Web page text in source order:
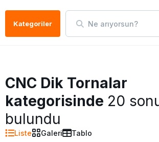
Kategoriler Ne arıyorsun?
CNC Dik Tornalar
kategorisinde 20
bulundu
Liste Galeri Tablo